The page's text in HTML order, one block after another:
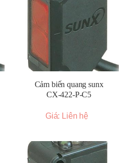
Cảm biến quang sunx
CX-422-P-C5
Giá: Liên hệ